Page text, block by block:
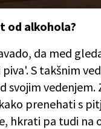
od alkohola?
da med
S takšnim
svojim
prenehati s
hkrati pa tudi na